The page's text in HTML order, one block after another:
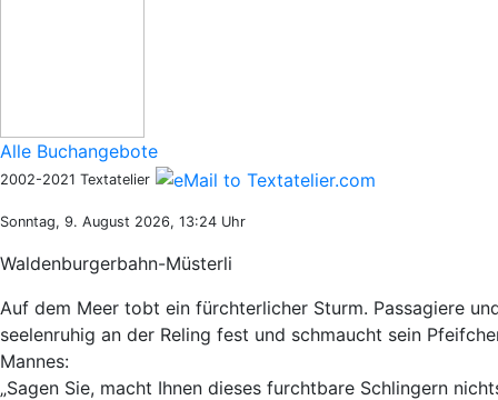
Alle Buchangebote
2002-2021 Textatelier
Sonntag, 9. August 2026, 13:24 Uhr
Waldenburgerbahn-Müsterli
Auf dem Meer tobt ein fürchterlicher Sturm. Passagiere
seelenruhig an der Reling fest und schmaucht sein
Mannes:
„Sagen Sie, macht Ihnen dieses furchtbare Schlingern